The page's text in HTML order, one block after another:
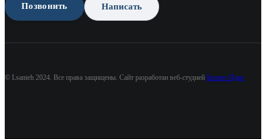
Позвонить Написать
© Lsanteh 2024. Все права защищены. Сайт разработан веб-студией Бизнес Идея